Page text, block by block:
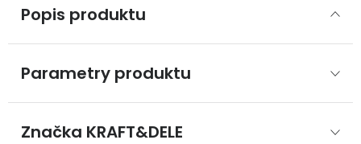
Popis produktu
Parametry produktu
Značka KRAFT&DELE